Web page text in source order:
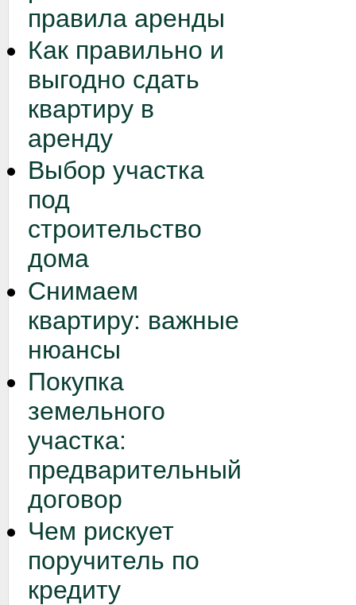
правила аренды
Как правильно и
выгодно сдать
квартиру в
аренду
Выбор участка
под
строительство
дома
Снимаем
квартиру: важные
нюансы
Покупка
земельного
участка:
предварительный
договор
Чем рискует
поручитель по
кредиту